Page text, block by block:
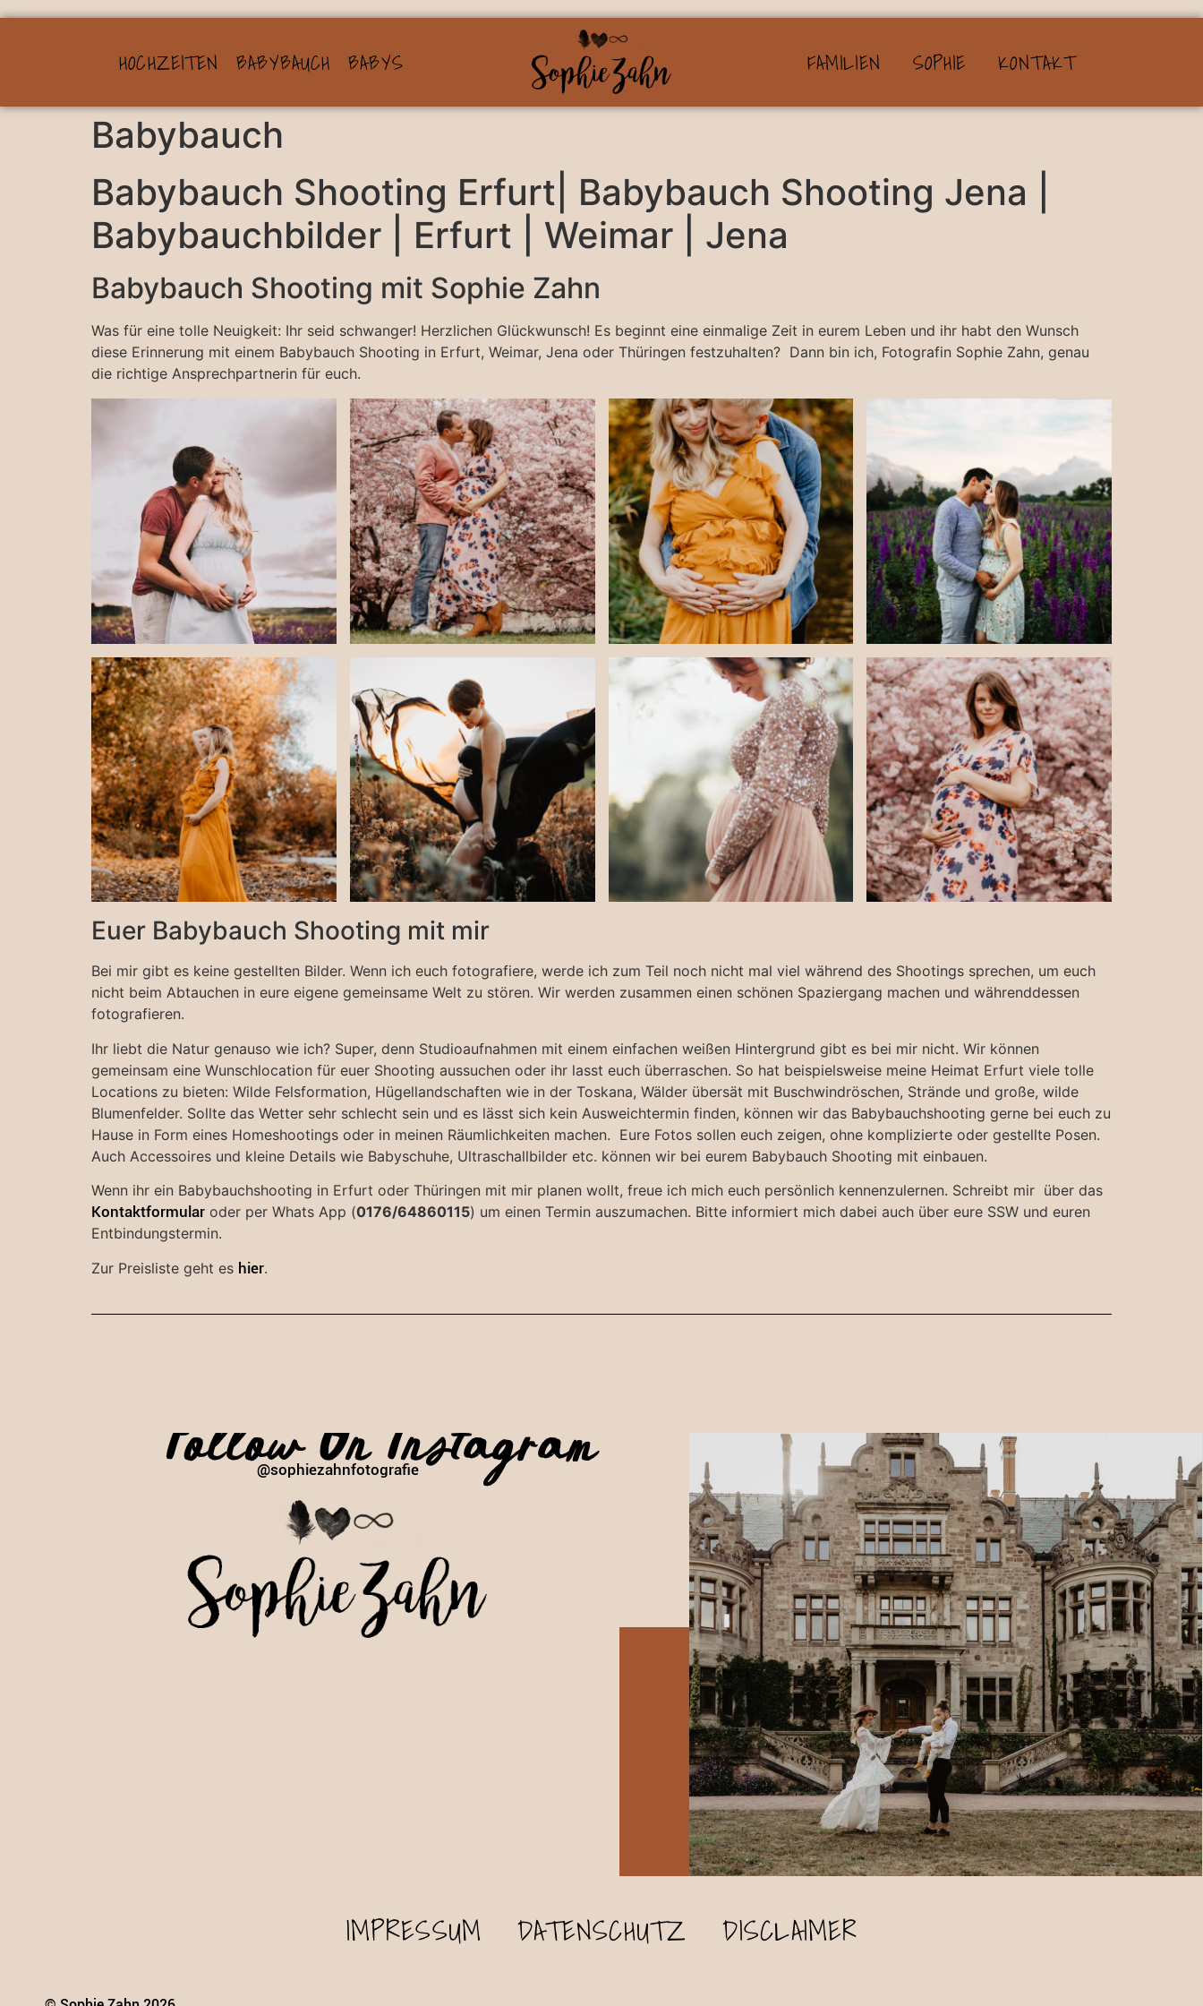
HOCHZEITEN BABYBAUCH BABYS FAMILIEN SOPHIE KONTAKT
Babybauch
Babybauch Shooting Erfurt| Babybauch Shooting Jena |
Babybauchbilder | Erfurt | Weimar | Jena
Babybauch Shooting mit Sophie Zahn
Was für eine tolle Neuigkeit: Ihr seid schwanger! Herzlichen Glückwunsch! Es beginnt eine einmalige Zeit in eurem Leben und ihr habt den Wunsch
diese Erinnerung mit einem Babybauch Shooting in Erfurt, Weimar, Jena oder Thüringen festzuhalten? Dann bin ich, Fotografin Sophie Zahn, genau
die richtige Ansprechpartnerin für euch.
Euer Babybauch Shooting mit mir
Bei mir gibt es keine gestellten Bilder. Wenn ich euch fotografiere, werde ich zum Teil noch nicht mal viel während des Shootings sprechen, um euch
nicht beim Abtauchen in eure eigene gemeinsame Welt zu stören. Wir werden zusammen einen schönen Spaziergang machen und währenddessen
fotografieren.
Ihr liebt die Natur genauso wie ich? Super, denn Studioaufnahmen mit einem einfachen weißen Hintergrund gibt es bei mir nicht. Wir können
gemeinsam eine Wunschlocation für euer Shooting aussuchen oder ihr lasst euch überraschen. So hat beispielsweise meine Heimat Erfurt viele tolle
Locations zu bieten: Wilde Felsformation, Hügellandschaften wie in der Toskana, Wälder übersät mit Buschwindröschen, Strände und große, wilde
Blumenfelder. Sollte das Wetter sehr schlecht sein und es lässt sich kein Ausweichtermin finden, können wir das Babybauchshooting gerne bei euch zu
Hause in Form eines Homeshootings oder in meinen Räumlichkeiten machen. Eure Fotos sollen euch zeigen, ohne komplizierte oder gestellte Posen.
Auch Accessoires und kleine Details wie Babyschuhe, Ultraschallbilder etc. können wir bei eurem Babybauch Shooting mit einbauen.
Wenn ihr ein Babybauchshooting in Erfurt oder Thüringen mit mir planen wollt, freue ich mich euch persönlich kennenzulernen. Schreibt mir über das
Kontaktformular oder per Whats App (0176/64860115) um einen Termin auszumachen. Bitte informiert mich dabei auch über eure SSW und euren
Entbindungstermin.
Zur Preisliste geht es hier.
Follow On Instagram
@sophiezahnfotografie
IMPRESSUM DATENSCHUTZ DISCLAIMER